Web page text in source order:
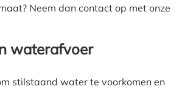
Neem dan contact op met onze
waterafvoer
stilstaand water te voorkomen en